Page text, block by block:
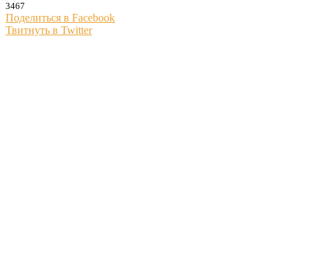
3467
Поделиться в Facebook
Твитнуть в Twitter